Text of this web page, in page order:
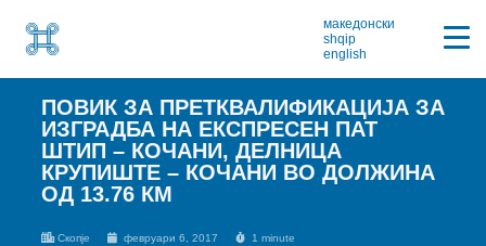
македонски
shqip
english
ПОВИК ЗА ПРЕТКВАЛИФИКАЦИЈА ЗА
ИЗГРАДБА НА ЕКСПРЕСЕН ПАТ
ШТИП – КОЧАНИ, ДЕЛНИЦА
КРУПИШТЕ – КОЧАНИ ВО ДОЛЖИНА
ОД 13.76 КМ
Скопје февруари 6, 2017 1 minute